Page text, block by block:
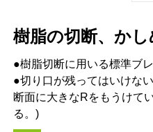
樹脂の切断、かし
●樹脂切断に用いる標準ブレ
●切り口が残ってはいけな
断面に大きなRをもうけて
る。)